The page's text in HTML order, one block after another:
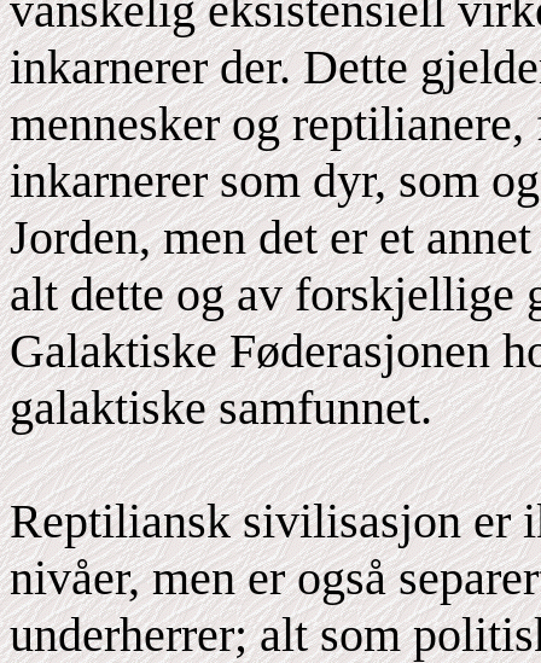
inkarnerer der. Dette
mennesker og
inkarnerer som dyr, som
Jorden, men det er et
alt dette og av forskjellige
Galaktiske Føderasjonen
galaktiske samfunnet.
Reptiliansk sivilisasjon er
nivåer, men er også
underherrer; alt som